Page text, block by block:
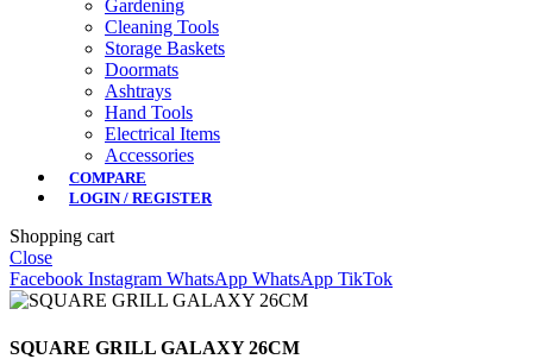
Gardening
Cleaning Tools
Storage Baskets
Doormats
Ashtrays
Hand Tools
Electrical Items
Accessories
COMPARE
LOGIN / REGISTER
Shopping cart
Close
Facebook Instagram WhatsApp WhatsApp TikTok
SQUARE GRILL GALAXY 26CM